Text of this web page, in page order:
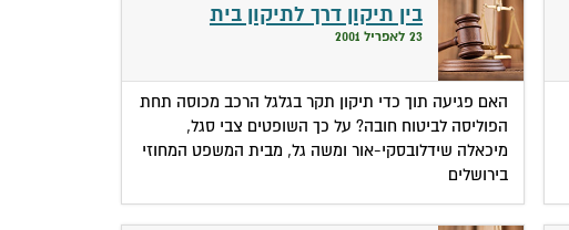
בין תיקון דרך לתיקון בית
23 לאפריל 2001
האם פגיעה תוך כדי תיקון תקר בגלגל הרכב מכוסה תחת
הפוליסה לביטוח חובה? על כך השופטים צבי סגל,
מיכאלה שידלובסקי-אור ומשה גל, מבית המשפט המחוזי
בירושלים